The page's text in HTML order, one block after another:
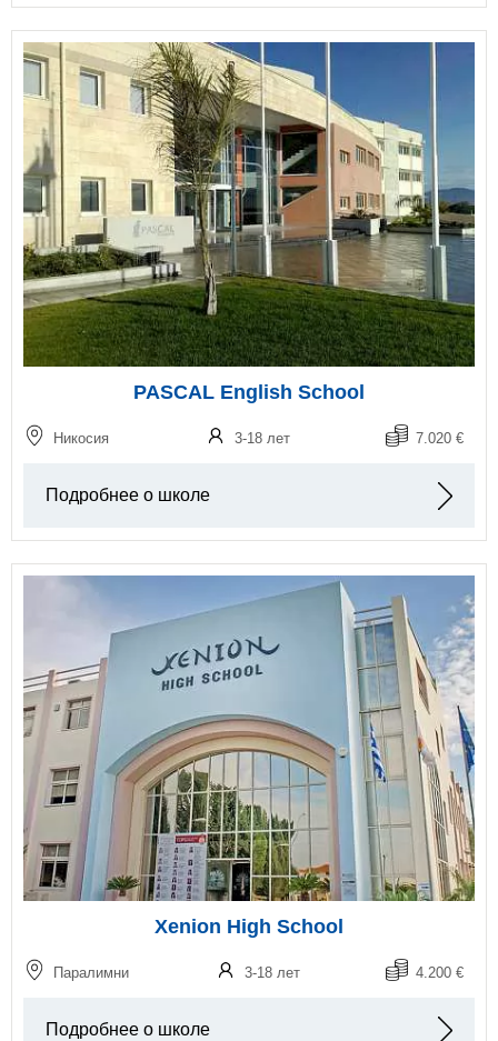
PASCAL English School
Никосия 3-18 лет 7.020 €
Подробнее о школе
Xenion High School
Паралимни 3-18 лет 4.200 €
Подробнее о школе